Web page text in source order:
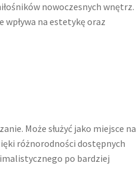
nowoczesnych wnętrz.
wpływa na estetykę oraz
Może służyć jako miejsce na
różnorodności dostępnych
po bardziej